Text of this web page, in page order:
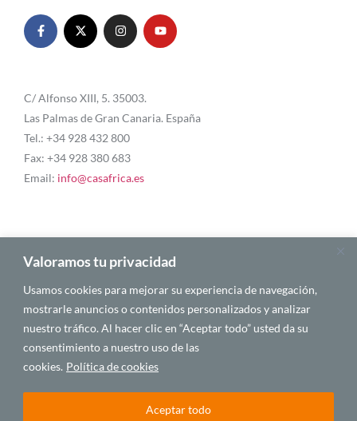
Valoramos tu privacidad
Usamos cookies para mejorar su experiencia de navegación,
mostrarle anuncios o contenidos personalizados y analizar
nuestro tráfico. Al hacer clic en “Aceptar todo” usted da su
consentimiento a nuestro uso de las
cookies. Política de cookies
Aceptar todo
C/ Alfonso XIII, 5. 35003.
Las Palmas de Gran Canaria. España
Tel.: +34 928 432 800
Fax: +34 928 380 683
Email: info@casafrica.es
Blog
Quiénes somos
Autores
Español